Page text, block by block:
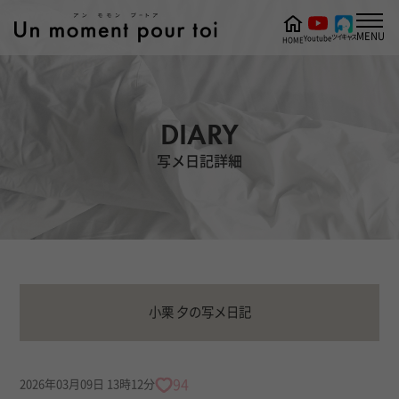
DIARY
写メ日記詳細
HOMEYoutubeツイキャスMENU
小栗 夕の写メ日記
2026年03月09日 13時12分 94